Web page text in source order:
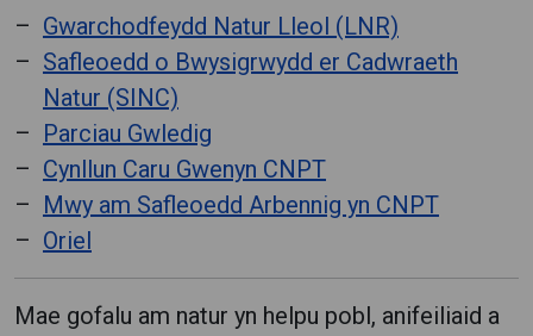
Gwarchodfeydd Natur Lleol (LNR)
Safleoedd o Bwysigrwydd er Cadwraeth
Natur (SINC)
Parciau Gwledig
Cynllun Caru Gwenyn CNPT
Mwy am Safleoedd Arbennig yn CNPT
Oriel
Mae gofalu am natur yn helpu pobl, anifeiliaid a